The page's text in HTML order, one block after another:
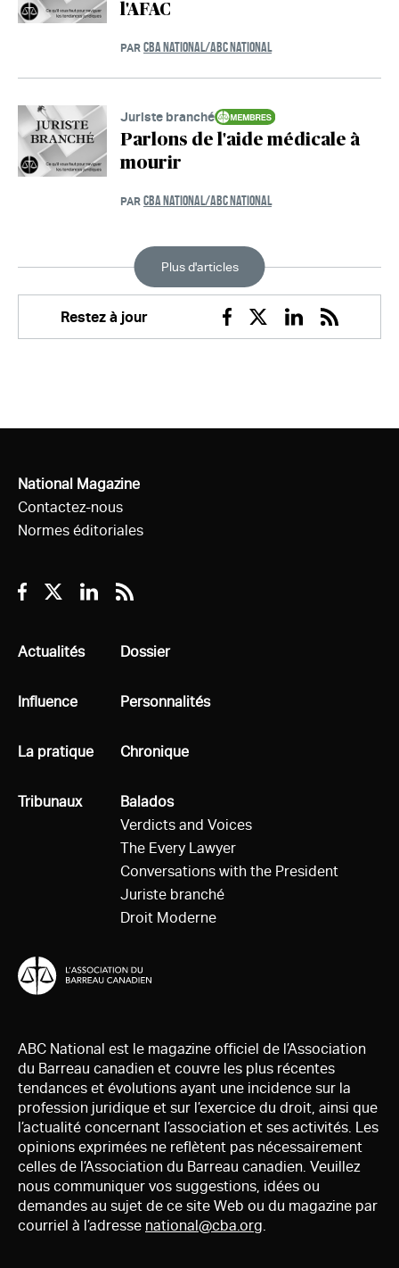
l'AFAC
PAR CBA NATIONAL/ABC NATIONAL
Juriste branché
Parlons de l'aide médicale à
mourir
PAR CBA NATIONAL/ABC NATIONAL
Plus d'articles
Restez à jour
Facebook
TwitterLinkedin
RSS
National Magazine
Contactez-nous
Normes éditoriales
Facebook
TwitterLinkedin
RSS
Tous
Actualités
Tous
Influence
Tous
La pratique
Tous
Tribunaux
Tous
Dossier
Tous
Personnalités
Tous
Chronique
Tous
Balados
Verdicts and Voices
The Every Lawyer
Conversations with the President
Juriste branché
Droit Moderne
ABC National est le magazine officiel de l’Association
du Barreau canadien et couvre les plus récentes
tendances et évolutions ayant une incidence sur la
profession juridique et sur l’exercice du droit, ainsi que
l’actualité concernant l’association et ses activités. Les
opinions exprimées ne reflètent pas nécessairement
celles de l’Association du Barreau canadien. Veuillez
nous communiquer vos suggestions, idées ou
demandes au sujet de ce site Web ou du magazine par
courriel à l’adresse national@cba.org.